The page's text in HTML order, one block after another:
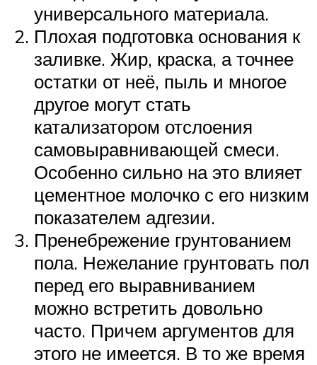
универсального материала.
Плохая подготовка основания к
заливке. Жир, краска, а точнее
остатки от неё, пыль и многое
другое могут стать
катализатором отслоения
самовыравнивающей смеси.
Особенно сильно на это влияет
цементное молочко с его низким
показателем адгезии.
Пренебрежение грунтованием
пола. Нежелание грунтовать пол
перед его выравниванием
можно встретить довольно
часто. Причем аргументов для
этого не имеется. В то же время